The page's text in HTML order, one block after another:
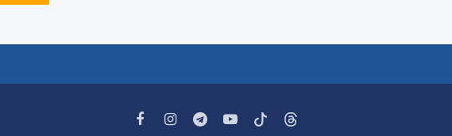
19:24
yazışmağa üstünlük verir?